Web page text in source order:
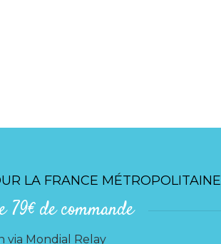
LA FRANCE MÉTROPOLITAINE
de commande
via Mondial Relay